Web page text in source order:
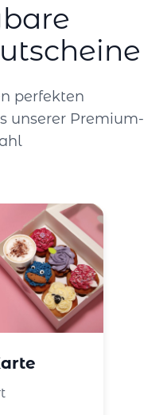
perfekten
unserer Premium-